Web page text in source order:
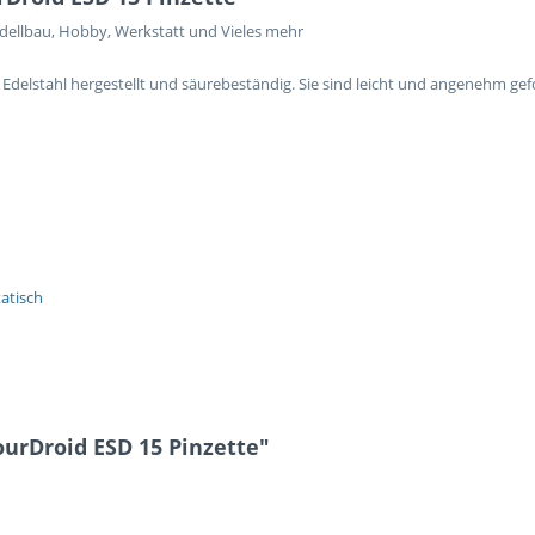
Hobby, Werkstatt und Vieles mehr
hergestellt und säurebeständig. Sie sind leicht und angenehm
ESD 15 Pinzette"